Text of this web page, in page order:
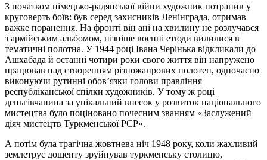
З початком німецько-радянської війни художник потрапив у
круговерть боїв: був серед захисників Ленінграда, отримав
важке поранення. На фронті він ані на хвилину не розлучався
з армійським альбомом, пізніше воєнні етюди вилилися в
тематичні полотна. У 1944 році Івана Черінька відкликали до
Ашхабада й останні чотири роки свого життя він напружено
працював над створенням різножанрових полотен, одночасно
виконуючи рутинні обов’язки голови правління
республіканської спілки художників. У тому ж році
деньгівчанина за унікальний внесок у розвиток національного
мистецтва було поціновано почесним званням «Заслужений
діяч мистецтв Туркменської PCP».
А потім була трагічна жовтнева ніч 1948 року, коли жахливий
землетрус дощенту зруйнував туркменську столицю,